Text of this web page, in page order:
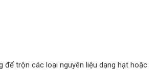
để trộn các loại nguyên liệu dạng hạt hoặc